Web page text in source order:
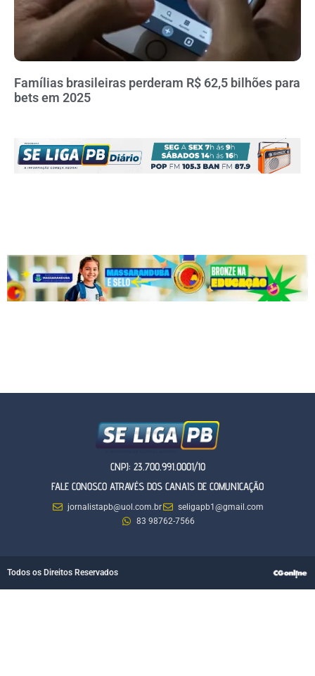
Famílias brasileiras perderam R$ 62,5 bilhões para
bets em 2025
CNPJ: 23.700.991.0001/10
FALE CONOSCO ATRAVÉS DOS CANAIS DE COMUNICAÇÃO
jornalistapb@uol.com.br
seligapb1@gmail.com
83 98762-7566
Todos os Direitos Reservados